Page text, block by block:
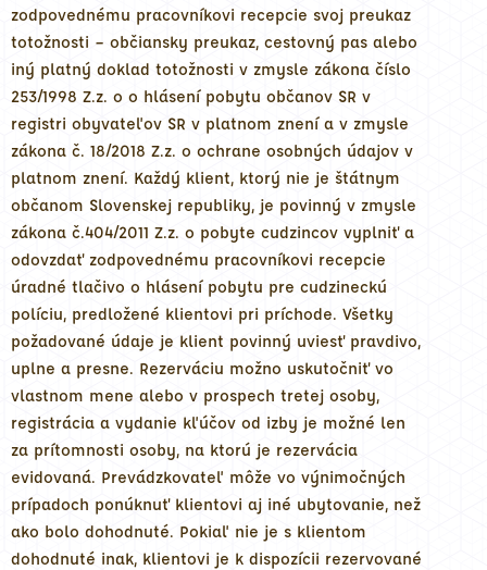
zodpovednému pracovníkovi recepcie svoj preukaz
totožnosti – občiansky preukaz, cestovný pas alebo
iný platný doklad totožnosti v zmysle zákona číslo
253/1998 Z.z. o o hlásení pobytu občanov SR v
registri obyvateľov SR v platnom znení a v zmysle
zákona č. 18/2018 Z.z. o ochrane osobných údajov v
platnom znení. Každý klient, ktorý nie je štátnym
občanom Slovenskej republiky, je povinný v zmysle
zákona č.404/2011 Z.z. o pobyte cudzincov vyplniť a
odovzdať zodpovednému pracovníkovi recepcie
úradné tlačivo o hlásení pobytu pre cudzineckú
políciu, predložené klientovi pri príchode. Všetky
požadované údaje je klient povinný uviesť pravdivo,
uplne a presne. Rezerváciu možno uskutočniť vo
vlastnom mene alebo v prospech tretej osoby,
registrácia a vydanie kľúčov od izby je možné len
za prítomnosti osoby, na ktorú je rezervácia
evidovaná. Prevádzkovateľ môže vo výnimočných
prípadoch ponúknuť klientovi aj iné ubytovanie, než
ako bolo dohodnuté. Pokiaľ nie je s klientom
dohodnuté inak, klientovi je k dispozícii rezervované